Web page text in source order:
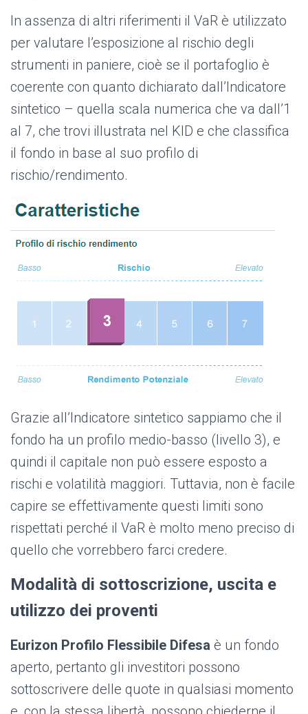
In assenza di altri riferimenti il VaR è utilizzato
per valutare l’esposizione al rischio degli
strumenti in paniere, cioè se il portafoglio è
coerente con quanto dichiarato dall’Indicatore
sintetico – quella scala numerica che va dall’1
al 7, che trovi illustrata nel KID e che classifica
il fondo in base al suo profilo di
rischio/rendimento.
Grazie all’Indicatore sintetico sappiamo che il
fondo ha un profilo medio-basso (livello 3), e
quindi il capitale non può essere esposto a
rischi e volatilità maggiori. Tuttavia, non è facile
capire se effettivamente questi limiti sono
rispettati perché il VaR è molto meno preciso di
quello che vorrebbero farci credere.
Modalità di sottoscrizione, uscita e
utilizzo dei proventi
Eurizon Profilo Flessibile Difesa è un fondo
aperto, pertanto gli investitori possono
sottoscrivere delle quote in qualsiasi momento